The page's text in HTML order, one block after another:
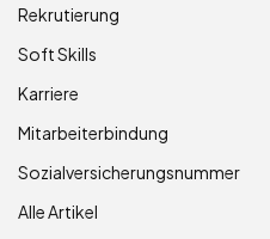
Rekrutierung
Soft Skills
Karriere
Mitarbeiterbindung
Sozialversicherungsnummer
Alle Artikel